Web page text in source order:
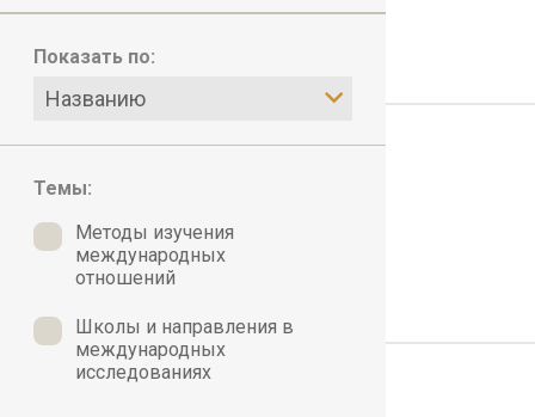
Показать по:
Названию
Темы:
Методы изучения
международных
отношений
Школы и направления в
международных
исследованиях